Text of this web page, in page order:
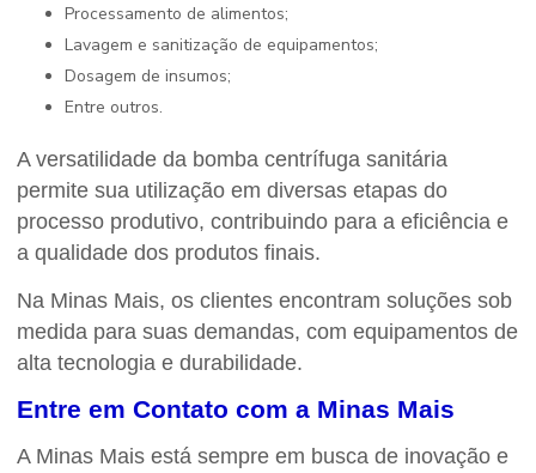
Processamento de alimentos;
Lavagem e sanitização de equipamentos;
Dosagem de insumos;
Entre outros.
A versatilidade da bomba centrífuga sanitária
permite sua utilização em diversas etapas do
processo produtivo, contribuindo para a eficiência e
a qualidade dos produtos finais.
Na Minas Mais, os clientes encontram soluções sob
medida para suas demandas, com equipamentos de
alta tecnologia e durabilidade.
Entre em Contato com a Minas Mais
A Minas Mais está sempre em busca de inovação e